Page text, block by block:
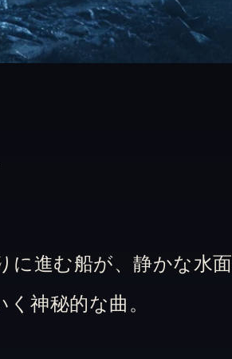
に進む船が、静かな水面
神秘的な曲。